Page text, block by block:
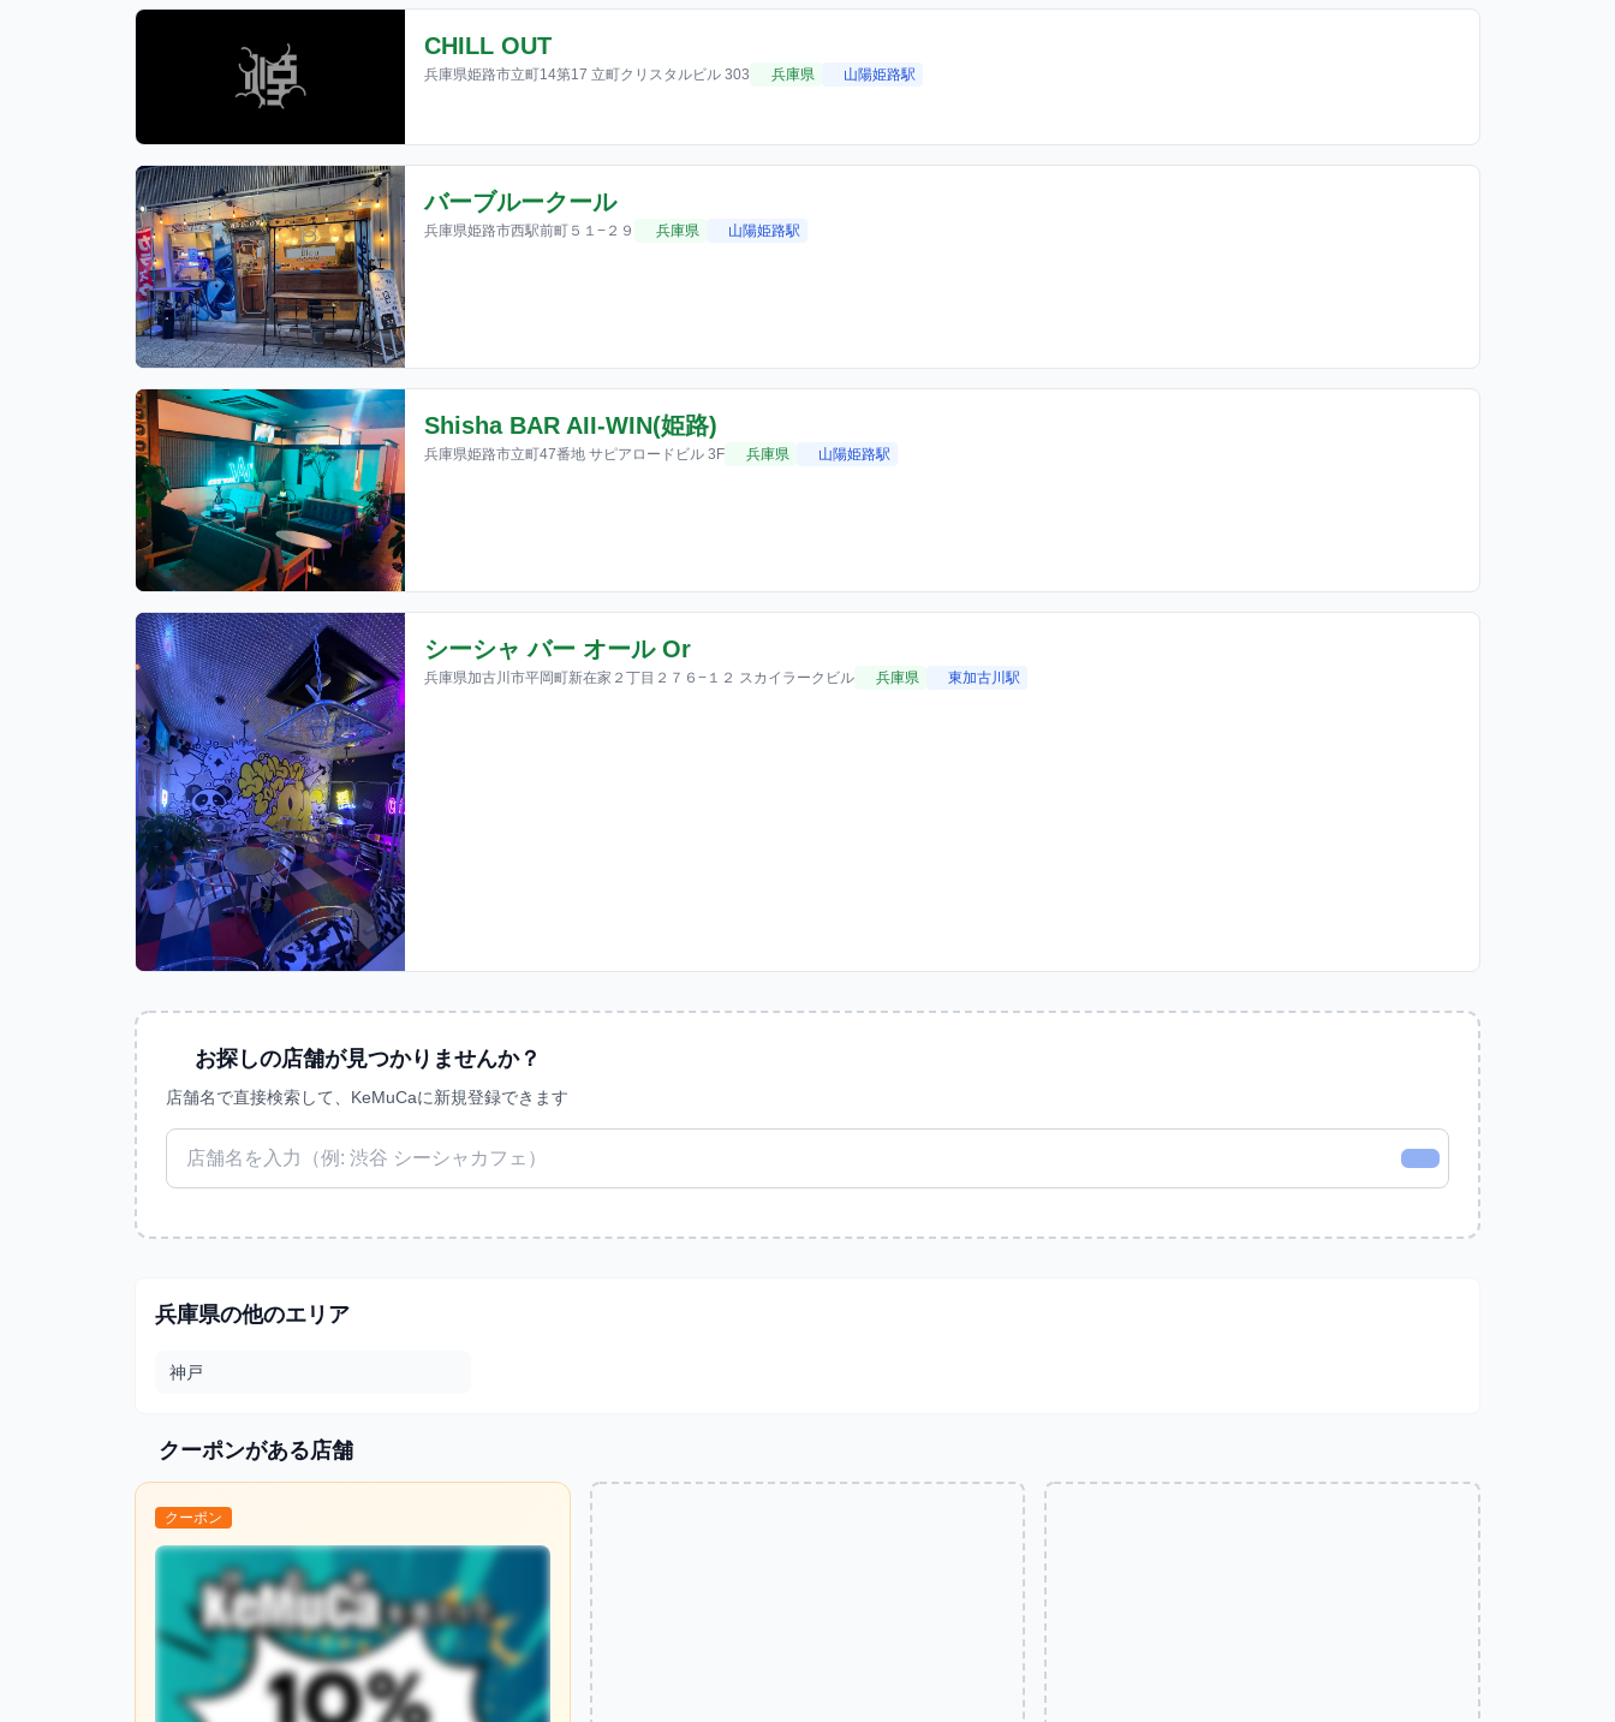
CHILL OUT
兵庫県姫路市立町14第17 立町クリスタルビル 303 兵庫県 山陽姫路駅
バーブルークール
兵庫県姫路市西駅前町５１−２９ 兵庫県 山陽姫路駅
Shisha BAR AII-WIN(姫路)
兵庫県姫路市立町47番地 サピアロードビル 3F 兵庫県 山陽姫路駅
シーシャ バー オール Or
兵庫県加古川市平岡町新在家２丁目２７６−１２ スカイラークビル 兵庫県 東加古川駅
お探しの店舗が見つかりませんか？
店舗名で直接検索して、KeMuCaに新規登録できます
兵庫県の他のエリア
神戸
クーポンがある店舗
クーポン